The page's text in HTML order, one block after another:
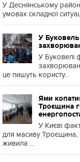
У Деснянському
умовах складної
У
У Буковелі
це пишуть користу...
Ями
Троєщина
У Києві
для масиву Троєщина,
живила ...